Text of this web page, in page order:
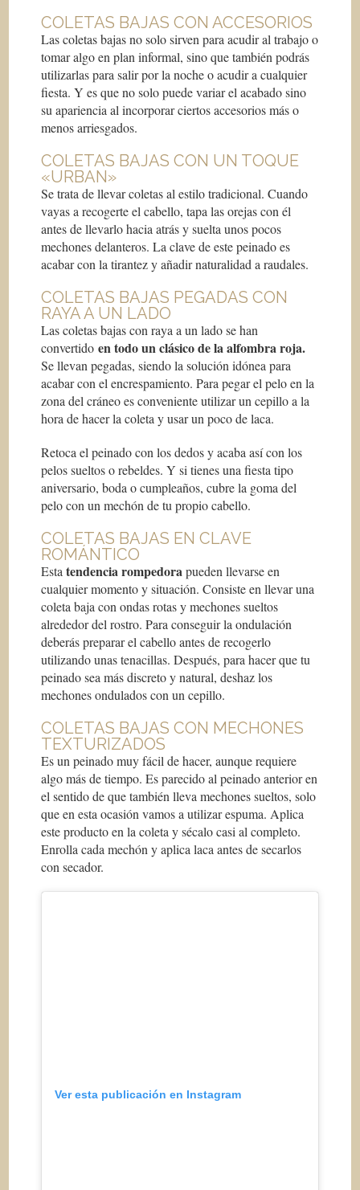
COLETAS BAJAS CON ACCESORIOS
Las coletas bajas no solo sirven para acudir al trabajo o
tomar algo en plan informal, sino que también podrás
utilizarlas para salir por la noche o acudir a cualquier
fiesta. Y es que no solo puede variar el acabado sino
su apariencia al incorporar ciertos accesorios más o
menos arriesgados.
COLETAS BAJAS CON UN TOQUE
«URBAN»
Se trata de llevar coletas al estilo tradicional. Cuando
vayas a recogerte el cabello, tapa las orejas con él
antes de llevarlo hacia atrás y suelta unos pocos
mechones delanteros. La clave de este peinado es
acabar con la tirantez y añadir naturalidad a raudales.
COLETAS BAJAS PEGADAS CON
RAYA A UN LADO
Las coletas bajas con raya a un lado se han
convertido en todo un clásico de la alfombra roja.
Se llevan pegadas, siendo la solución idónea para
acabar con el encrespamiento. Para pegar el pelo en la
zona del cráneo es conveniente utilizar un cepillo a la
hora de hacer la coleta y usar un poco de laca.
Retoca el peinado con los dedos y acaba así con los
pelos sueltos o rebeldes. Y si tienes una fiesta tipo
aniversario, boda o cumpleaños, cubre la goma del
pelo con un mechón de tu propio cabello.
COLETAS BAJAS EN CLAVE
ROMÁNTICO
Esta tendencia rompedorapueden llevarse en
cualquier momento y situación. Consiste en llevar una
coleta baja con ondas rotas y mechones sueltos
alrededor del rostro. Para conseguir la ondulación
deberás preparar el cabello antes de recogerlo
utilizando unas tenacillas. Después, para hacer que tu
peinado sea más discreto y natural, deshaz los
mechones ondulados con un cepillo.
COLETAS BAJAS CON MECHONES
TEXTURIZADOS
Es un peinado muy fácil de hacer, aunque requiere
algo más de tiempo. Es parecido al peinado anterior en
el sentido de que también lleva mechones sueltos, solo
que en esta ocasión vamos a utilizar espuma. Aplica
este producto en la coleta y sécalo casi al completo.
Enrolla cada mechón y aplica laca antes de secarlos
con secador.
Ver esta publicación en Instagram